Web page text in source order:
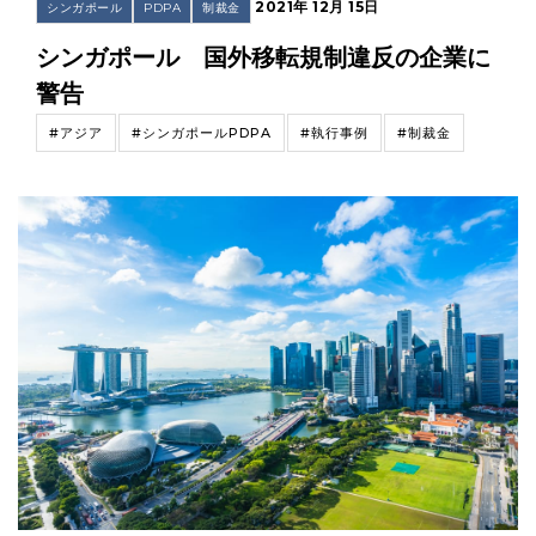
シンガポール PDPA 制裁金 2021年 12月 15日
シンガポール 国外移転規制違反の企業に
警告
#アジア #シンガポールPDPA #執行事例 #制裁金